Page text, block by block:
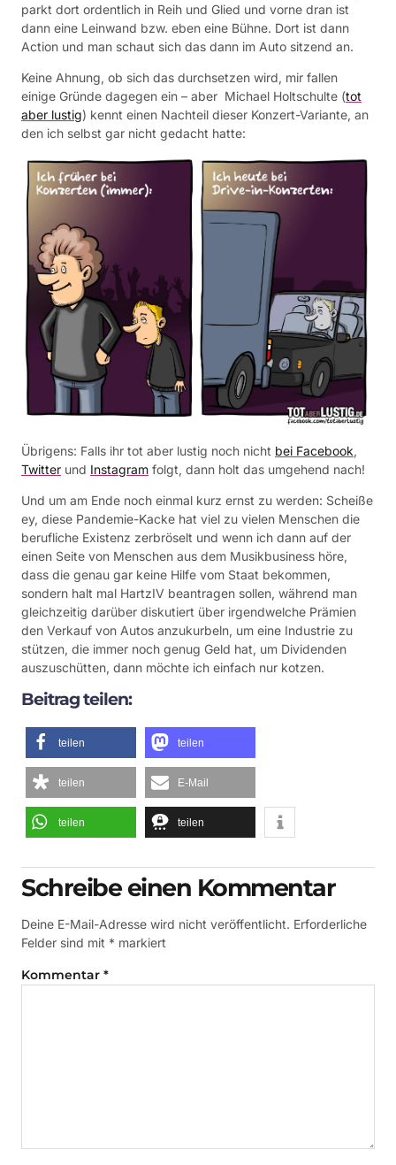
parkt dort ordentlich in Reih und Glied und vorne dran ist
dann eine Leinwand bzw. eben eine Bühne. Dort ist dann
Action und man schaut sich das dann im Auto sitzend an.
Keine Ahnung, ob sich das durchsetzen wird, mir fallen
einige Gründe dagegen ein – aber Michael Holtschulte (tot
aber lustig) kennt einen Nachteil dieser Konzert-Variante, an
den ich selbst gar nicht gedacht hatte:
Übrigens: Falls ihr tot aber lustig noch nicht bei Facebook,
Twitter und Instagram folgt, dann holt das umgehend nach!
Und um am Ende noch einmal kurz ernst zu werden: Scheiße
ey, diese Pandemie-Kacke hat viel zu vielen Menschen die
berufliche Existenz zerbröselt und wenn ich dann auf der
einen Seite von Menschen aus dem Musikbusiness höre,
dass die genau gar keine Hilfe vom Staat bekommen,
sondern halt mal HartzIV beantragen sollen, während man
gleichzeitig darüber diskutiert über irgendwelche Prämien
den Verkauf von Autos anzukurbeln, um eine Industrie zu
stützen, die immer noch genug Geld hat, um Dividenden
auszuschütten, dann möchte ich einfach nur kotzen.
Beitrag teilen:
teilen teilen
teilen E-Mail
teilen teilen
Schreibe einen Kommentar
Deine E-Mail-Adresse wird nicht veröffentlicht. Erforderliche
Felder sind mit * markiert
Kommentar *